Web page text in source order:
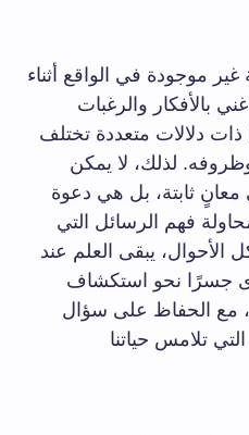
غير موجودة في الواقع أثناء
بالأفكار والرغبات
دلالات متعددة تختلف
لذلك، لا يمكن
ثابتة، بل هي دعوة
فهم الرسائل التي
الأحوال، يبقى العلم عند
جسرًا نحو استكشاف
مع الحفاظ على سؤال
تلامس حياتنا